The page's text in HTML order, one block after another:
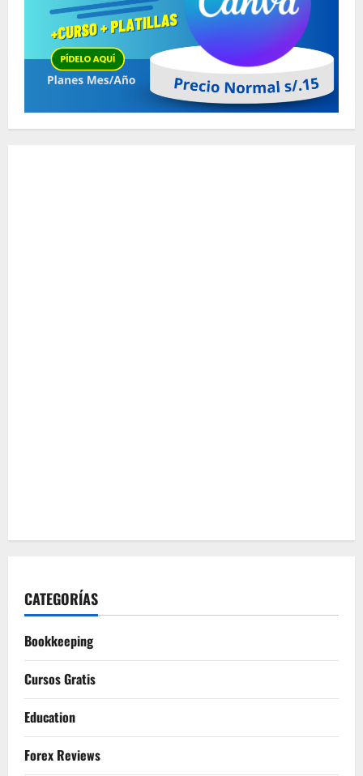
CATEGORÍAS
Bookkeeping
Cursos Gratis
Education
Forex Reviews